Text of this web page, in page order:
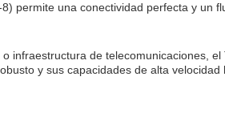
permite una conectividad perfecta y un
infraestructura de telecomunicaciones,
y sus capacidades de alta